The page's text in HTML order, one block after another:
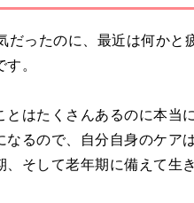
ったのに、最近は何かと
。
はたくさんあるのに本当
るので、自分自身のケア
そして老年期に備えて生